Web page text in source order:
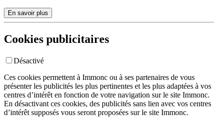
En savoir plus
Cookies publicitaires
Désactivé
Ces cookies permettent à Immonc ou à ses partenaires de vous
présenter les publicités les plus pertinentes et les plus adaptées à vos
centres d’intérêt en fonction de votre navigation sur le site Immonc.
En désactivant ces cookies, des publicités sans lien avec vos centres
d’intérêt supposés vous seront proposées sur le site Immonc.